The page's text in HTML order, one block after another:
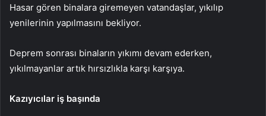
Hasar gören binalara giremeyen vatandaşlar, yıkılıp
yenilerinin yapılmasını bekliyor.
Deprem sonrası binaların yıkımı devam ederken,
yıkılmayanlar artık hırsızlıkla karşı karşıya.
Kazıyıcılar iş başında